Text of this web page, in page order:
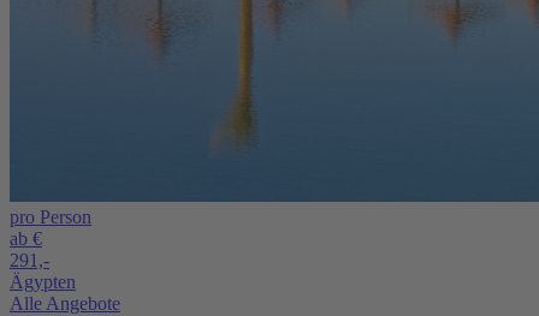
pro Person
ab €
291,-
Ägypten
Alle Angebote